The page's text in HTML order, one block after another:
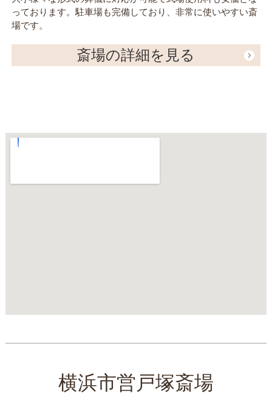
っております。駐車場も完備しており、非常に使いやすい斎
場です。
斎場の詳細を見る
横浜市営戸塚斎場